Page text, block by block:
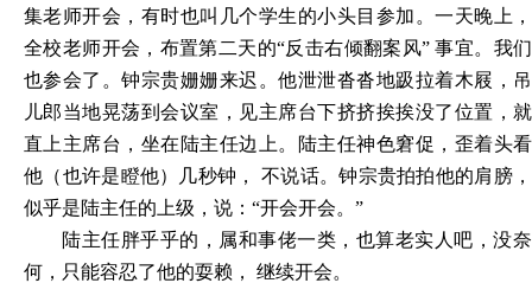
集老师开会，有时也叫几个学生的小头目参加。一天晚上，
全校老师开会，布置第二天的“反击右倾翻案风” 事宜。我们
也参会了。钟宗贵姗姗来迟。他泄泄沓沓地趿拉着木屐，吊
儿郎当地晃荡到会议室，见主席台下挤挤挨挨没了位置，就
直上主席台，坐在陆主任边上。陆主任神色窘促，歪着头看
他（也许是瞪他）几秒钟， 不说话。钟宗贵拍拍他的肩膀，
似乎是陆主任的上级，说：“开会开会。”
陆主任胖乎乎的，属和事佬一类，也算老实人吧，没奈
何，只能容忍了他的耍赖， 继续开会。